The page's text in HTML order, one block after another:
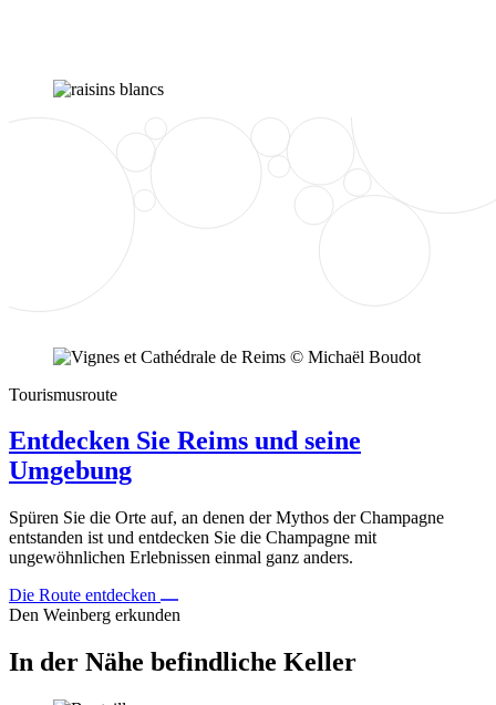
Tourismusroute
Entdecken Sie Reims und seine
Umgebung
Spüren Sie die Orte auf, an denen der Mythos der Champagne
entstanden ist und entdecken Sie die Champagne mit
ungewöhnlichen Erlebnissen einmal ganz anders.
Die Route entdecken
Den Weinberg erkunden
In der Nähe befindliche Keller